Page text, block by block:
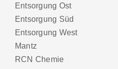
Entsorgung Ost
Entsorgung Süd
Entsorgung West
Mantz
RCN Chemie